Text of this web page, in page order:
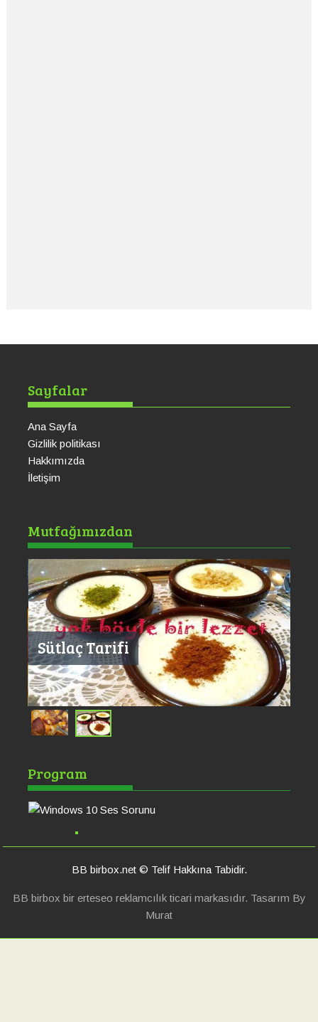
Sayfalar
Ana Sayfa
Gizlilik politikası
Hakkımızda
İletişim
Mutfağımızdan
Sütlaç Tarifi
Program
Sorunu
BB birbox.net © Telif Hakkına Tabidir.
BB birbox bir erteseo reklamcılık ticari markasıdır. Tasarım By
Murat